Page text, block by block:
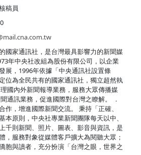
稿員
國家通訊社，是台灣最具影響力的新聞媒
年中央社改組為股份有限公司，以企業
展，1996年依據「中央通訊社設置條
位為全民共有的國家通訊社，獨立超然執
國內外新聞報導業務，服務大眾傳播媒
通訊業務，促進國際對台灣之瞭解。 ．
作，增進國際新聞交流。 秉持「正確、
本原則，中央社專業新聞團隊每天以中、
千則新聞、照片、圖表、影音與資訊，是
，服務對象從媒體客戶擴大為閱聽大眾；
胞與讀者，充分扮演「台灣之眼，世界之